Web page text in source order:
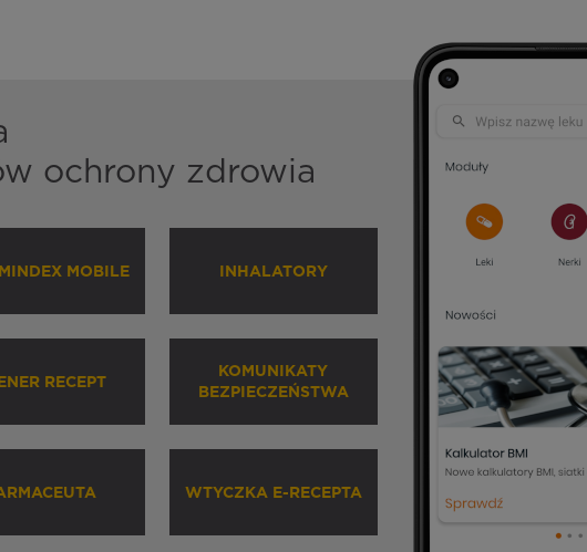
ochrony zdrowia
MOBILE INHALATORY
RECEPT
KOMUNIKATY
BEZPIECZEŃSTWA
WTYCZKA E-RECEPTA